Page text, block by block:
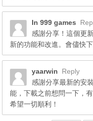
In 999 games
感謝分享！這個更
新的功能和改進。會儘快下
yaarwin
Reply
感謝分享最新的安
能，下載之前想問一下，
希望一切順利！